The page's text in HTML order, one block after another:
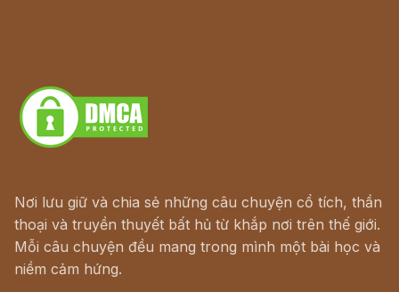
Nơi lưu giữ và chia sẻ những câu chuyện cổ tích, thần
thoại và truyền thuyết bất hủ từ khắp nơi trên thế giới.
Mỗi câu chuyện đều mang trong mình một bài học và
niềm cảm hứng.